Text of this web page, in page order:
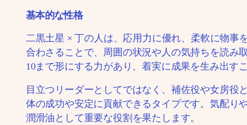
基本的な性格
二黒土星 × 丁の人は、応用力に優れ、柔軟に物事
合わさることで、周囲の状況や人の気持ちを読み
10まで形にする力があり、着実に成果を生み出す
目立つリーダーとしてではなく、補佐役や女房
体の成功や安定に貢献できるタイプです。気配り
潤滑油として重要な役割を果たします。